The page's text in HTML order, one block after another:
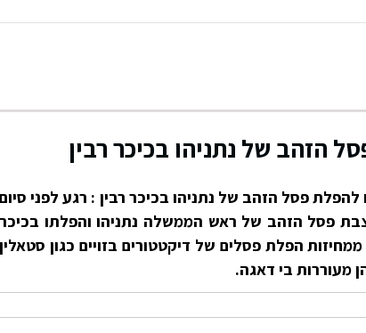
הזהב של נתניהו בכיכר רבין
פסל הזהב של נתניהו בכיכר רבין : רגע לפני סיום
פסל הזהב של ראש הממשלה נתניהו והפלתו בכיכר
הפלת פסלים של דיקטטורים בזויים כגון סטאלין
מעוררות בי דאגה.